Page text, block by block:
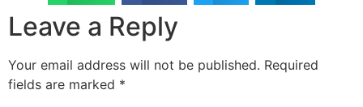
Leave a Reply
Your email address will not be published. Required
fields are marked *